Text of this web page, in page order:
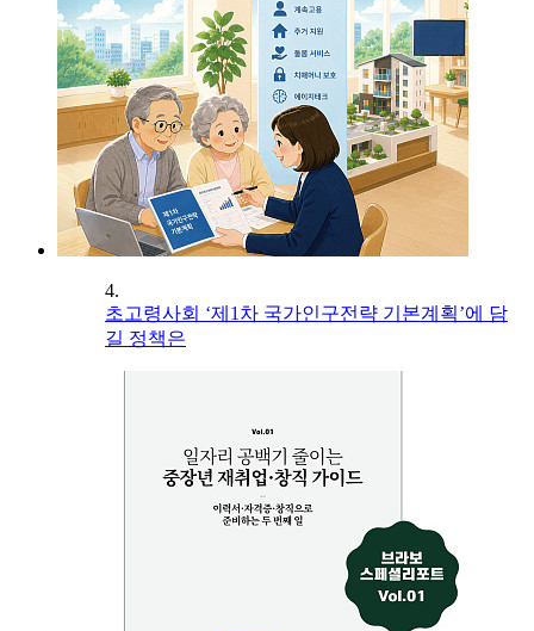
4.
초고령사회 ‘제1차 국가인구전략 기본계획’에 담
길 정책은